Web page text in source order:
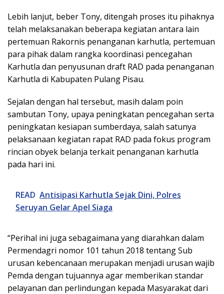
Lebih lanjut, beber Tony, ditengah proses itu pihaknya
telah melaksanakan beberapa kegiatan antara lain
pertemuan Rakornis penanganan karhutla, pertemuan
para pihak dalam rangka koordinasi pencegahan
Karhutla dan penyusunan draft RAD pada penanganan
Karhutla di Kabupaten Pulang Pisau.
Sejalan dengan hal tersebut, masih dalam poin
sambutan Tony, upaya peningkatan pencegahan serta
peningkatan kesiapan sumberdaya, salah satunya
pelaksanaan kegiatan rapat RAD pada fokus program
rincian obyek belanja terkait penanganan karhutla
pada hari ini.
READ Antisipasi Karhutla Sejak Dini, Polres
Seruyan Gelar Apel Siaga
“Perihal ini juga sebagaimana yang diarahkan dalam
Permendagri nomor 101 tahun 2018 tentang Sub
urusan kebencanaan merupakan menjadi urusan wajib
Pemda dengan tujuannya agar memberikan standar
pelayanan dan perlindungan kepada Masyarakat dari